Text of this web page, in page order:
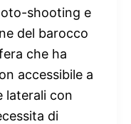
shooting e
del barocco
che ha
accessibile a
laterali con
di